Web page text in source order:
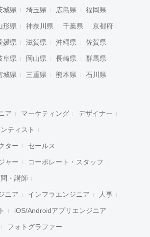
城県 埼玉県 広島県 福岡県
形県 神奈川県 千葉県 京都府
媛県 滋賀県 沖縄県 佐賀県
阜県 岡山県 長崎県 群馬県
城県 三重県 熊本県 石川県
ア マーケティング デザイナー
ティスト
ター セールス
ャー コーポレート・スタッフ
・講師
ニア インフラエンジニア 人事
iOS/Androidアプリエンジニア
フォトグラファー